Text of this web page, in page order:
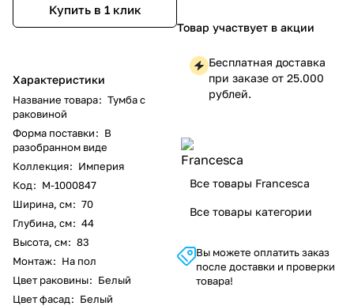
Купить в 1 клик
Характеристики
Название товара: Тумба с
раковиной
Форма поставки: В
разобранном виде
Коллекция: Империя
Код: M-1000847
Ширина, см: 70
Глубина, см: 44
Высота, см: 83
Монтаж: На пол
Цвет раковины: Белый
Цвет фасад: Белый
Товар участвует в акции
Бесплатная доставка
при заказе от 25.000
рублей.
Все товары Francesca
Все товары категории
Вы можете оплатить заказ
после доставки и проверки
товара!